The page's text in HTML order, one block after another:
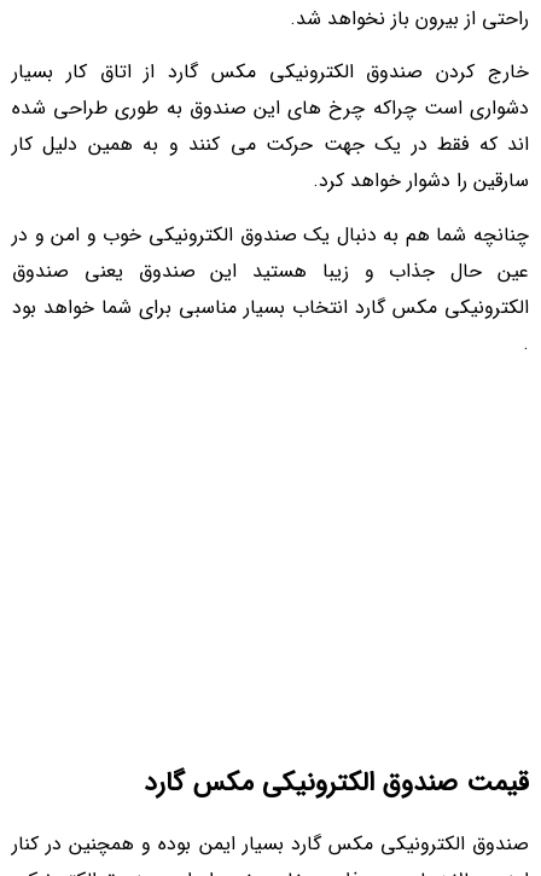
راحتی از بیرون باز نخواهد شد.
خارج کردن صندوق الکترونیکی مکس گارد از اتاق کار بسیار
دشواری است چراکه چرخ های این صندوق به طوری طراحی شده
اند که فقط در یک جهت حرکت می کنند و به همین دلیل کار
سارقین را دشوار خواهد کرد.
چنانچه شما هم به دنبال یک صندوق الکترونیکی خوب و امن و در
عین حال جذاب و زیبا هستید این صندوق یعنی صندوق
الکترونیکی مکس گارد انتخاب بسیار مناسبی برای شما خواهد بود
.
قیمت صندوق الکترونیکی مکس گارد
صندوق الکترونیکی مکس گارد بسیار ایمن بوده و همچنین در کنار